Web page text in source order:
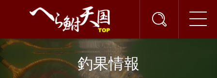
釣果情報